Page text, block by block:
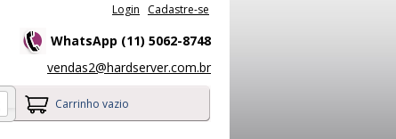
Login Cadastre-se
WhatsApp (11) 5062-8748
vendas2@hardserver.com.br
Carrinho vazio